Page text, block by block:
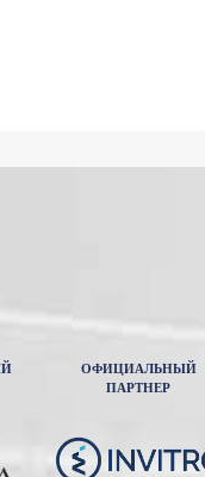
ОФИЦИАЛЬНЫЙ
ПАРТНЕР